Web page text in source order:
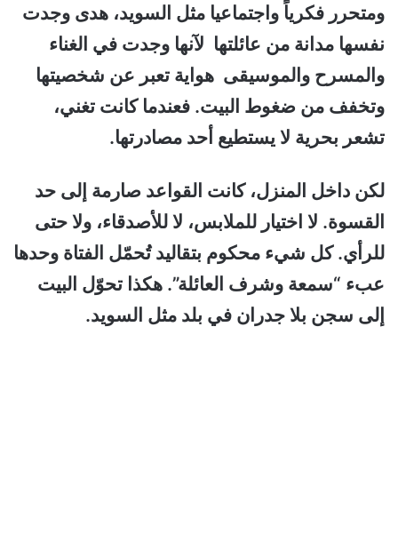
ومتحرر فكرياً واجتماعيا مثل السويد، هدى وجدت
نفسها مدانة من عائلتها لآنها وجدت في الغناء
والمسرح والموسيقى هواية تعبر عن شخصيتها
وتخفف من ضغوط البيت. فعندما كانت تغني،
تشعر بحرية لا يستطيع أحد مصادرتها.
لكن داخل المنزل، كانت القواعد صارمة إلى حد
القسوة. لا اختيار للملابس، لا للأصدقاء، ولا حتى
للرأي. كل شيء محكوم بتقاليد تُحمّل الفتاة وحدها
عبء “سمعة وشرف العائلة”. هكذا تحوّل البيت
إلى سجن بلا جدران في بلد مثل السويد.